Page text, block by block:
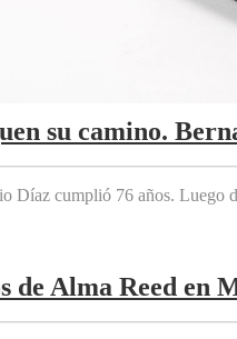
su camino.
Díaz cumplió 76 años. Luego
de Alma Reed en